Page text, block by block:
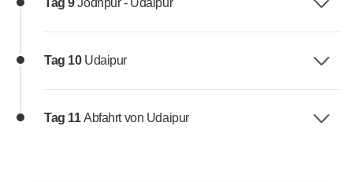
Tag 9Jodhpur - Udaipur
Tag 10 Udaipur
Tag 11Abfahrt von Udaipur